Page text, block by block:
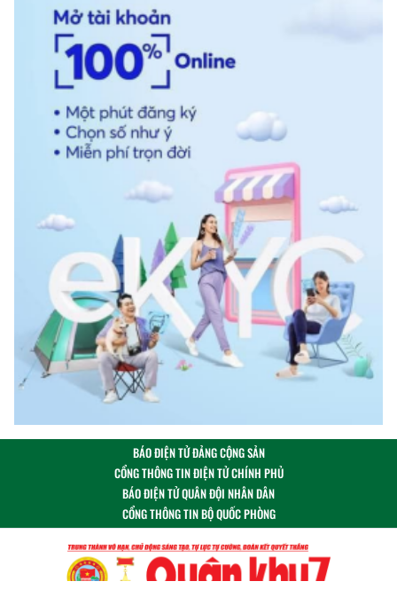
BÁO ĐIỆN TỬ ĐẢNG CỘNG SẢN
CỔNG THÔNG TIN ĐIỆN TỬ CHÍNH PHỦ
BÁO ĐIỆN TỬ QUÂN ĐỘI NHÂN DÂN
CỔNG THÔNG TIN BỘ QUỐC PHÒNG